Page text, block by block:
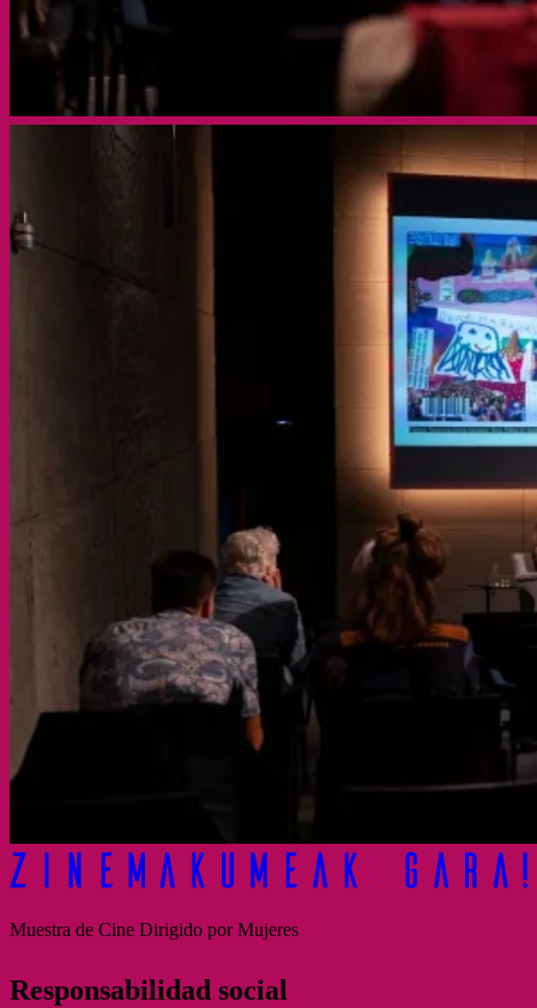
Muestra de Cine Dirigido por Mujeres
Responsabilidad social